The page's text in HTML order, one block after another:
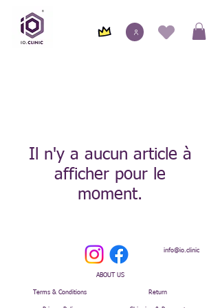
Il n'y a aucun article à
afficher pour le
moment.
info@io.clinic
ABOUT US
Terms & Conditions Return